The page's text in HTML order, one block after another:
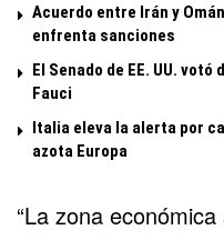
Acuerdo entre Irán y
enfrenta sanciones
El Senado de EE. UU.
Fauci
Italia eleva la alerta por
azota Europa
“La zona